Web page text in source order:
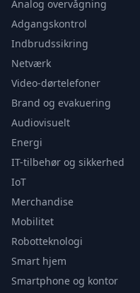
Analog overvågning
Adgangskontrol
Indbrudssikring
Netværk
Video-dørtelefoner
Brand og evakuering
Audiovisuelt
Energi
IT-tilbehør og sikkerhed
IoT
Merchandise
Mobilitet
Robotteknologi
Smart hjem
Smartphone og kontor